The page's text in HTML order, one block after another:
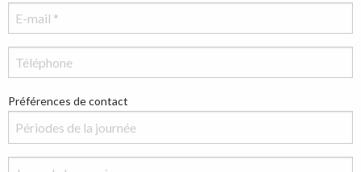
Préférences de contact